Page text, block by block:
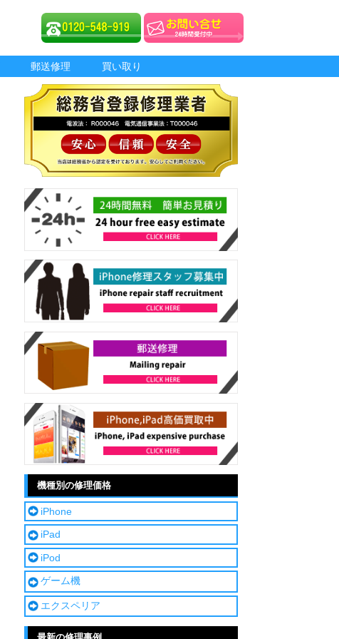
郵送修理 買い取り
機種別の修理価格
iPhone
iPad
iPod
ゲーム機
エクスペリア